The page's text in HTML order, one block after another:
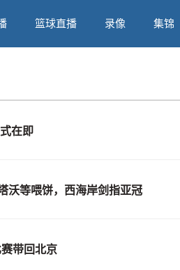
篮球直播 录像 集锦
在即
沃等喂饼，西海岸剑指亚冠
带回北京